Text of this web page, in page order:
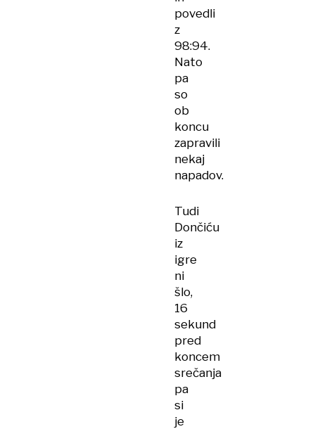
povedli
z
98:94.
Nato
pa
so
ob
koncu
zapravili
nekaj
napadov.
Tudi
Dončiću
iz
igre
ni
šlo,
16
sekund
pred
koncem
srečanja
pa
si
je